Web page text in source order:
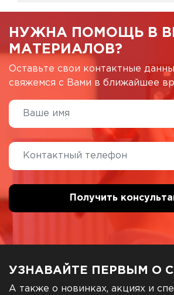
НУЖНА ПОМОЩЬ В
МАТЕРИАЛОВ?
Оставьте свои контактные
свяжемся с Вами в ближайшее
УЗНАВАЙТЕ ПЕРВЫМ О
А также о новинках, акциях и